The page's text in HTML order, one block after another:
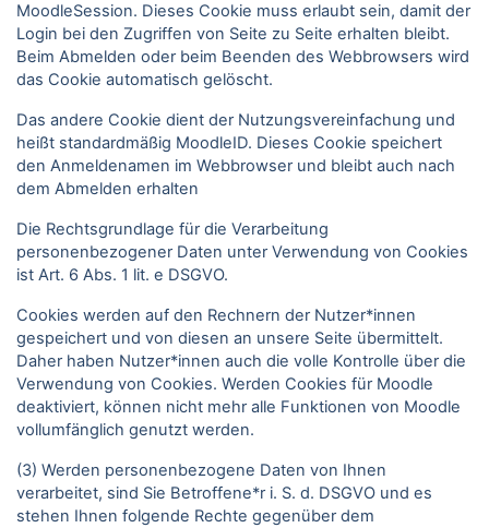
MoodleSession. Dieses Cookie muss erlaubt sein, damit der
Login bei den Zugriffen von Seite zu Seite erhalten bleibt.
Beim Abmelden oder beim Beenden des Webbrowsers wird
das Cookie automatisch gelöscht.
Das andere Cookie dient der Nutzungsvereinfachung und
heißt standardmäßig MoodleID. Dieses Cookie speichert
den Anmeldenamen im Webbrowser und bleibt auch nach
dem Abmelden erhalten
Die Rechtsgrundlage für die Verarbeitung
personenbezogener Daten unter Verwendung von Cookies
ist Art. 6 Abs. 1 lit. e DSGVO.
Cookies werden auf den Rechnern der Nutzer*innen
gespeichert und von diesen an unsere Seite übermittelt.
Daher haben Nutzer*innen auch die volle Kontrolle über die
Verwendung von Cookies. Werden Cookies für Moodle
deaktiviert, können nicht mehr alle Funktionen von Moodle
vollumfänglich genutzt werden.
(3) Werden personenbezogene Daten von Ihnen
verarbeitet, sind Sie Betroffene*r i. S. d. DSGVO und es
stehen Ihnen folgende Rechte gegenüber dem